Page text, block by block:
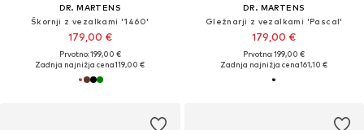
DR. MARTENS
Škornji z vezalkami '1460'
179,00 €
Prvotno: 199,00 €
Zadnja najnižja cena119,00 €
DR. MARTENS
Gležnarji z vezalkami 'Pascal'
179,00 €
Prvotno: 199,00 €
Zadnja najnižja cena161,10 €